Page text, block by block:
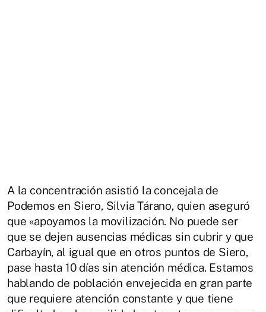
A la concentración asistió la concejala de
Podemos en Siero, Silvia Tárano, quien aseguró
que «apoyamos la movilización. No puede ser
que se dejen ausencias médicas sin cubrir y que
Carbayín, al igual que en otros puntos de Siero,
pase hasta 10 días sin atención médica. Estamos
hablando de población envejecida en gran parte
que requiere atención constante y que tiene